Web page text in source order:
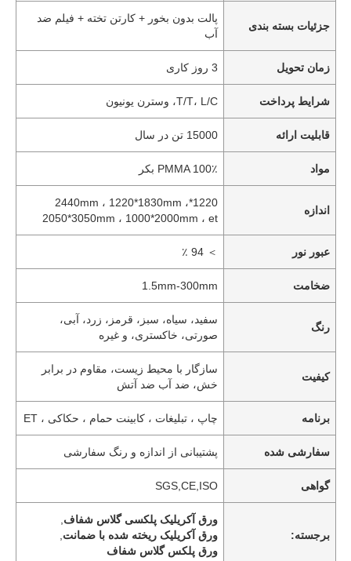
جزئیات بسته بندی
پالت بدون بخور + کارتن تخته + فیلم ضد
آب
زمان تحویل 3 روز کاری
شرایط پرداخت T/T، L/C، وسترن یونیون
قابلیت ارائه 15000 تن در سال
مواد PMMA 100٪ بکر
اندازه
1220*2440mm ، 1220*1830mm ،
2050*3050mm ، 1000*2000mm ، et
عبور نور ＞ 94 ٪
ضخامت 1.5mm-300mm
رنگ
سفید، سیاه، سبز، قرمز، زرد، آبی،
صورتی، خاکستری، و غیره
کیفیت
سازگار با محیط زیست، مقاوم در برابر
خش، ضد آب ضد آتش
برنامه چاپ ، تبلیغات ، کابینت حمام ، حکاکی ، ET
سفارشی شده پشتیبانی از اندازه و رنگ سفارشی
گواهی SGS,CE,ISO
برجسته:
ورق آکریلیک پلکسی گلاس شفاف
ورق آکریلیک ریخته شده با ضمانت
ورق پلکس گلاس شفاف